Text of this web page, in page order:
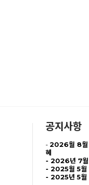
공지사항
-2026월 8월
혜
- 2026년 7월
- 2025월 5월
- 2025년 5월